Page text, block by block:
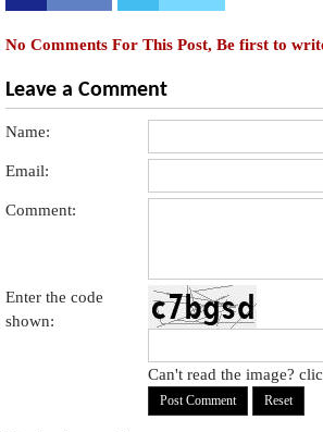
No Comments For This Post, Be first to
Leave a Comment
Name:
Email:
Comment:
Enter the code
shown:
Can't read the image?